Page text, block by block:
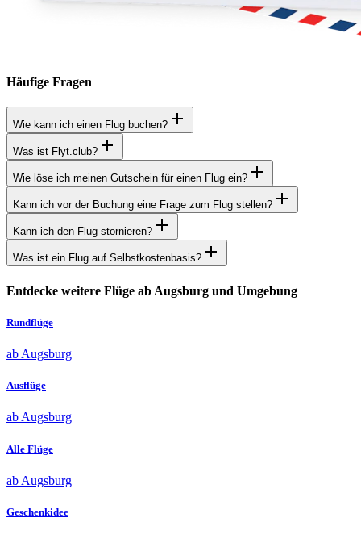
Häufige Fragen
Wie kann ich einen Flug buchen?
Was ist Flyt.club?
Wie löse ich meinen Gutschein für einen Flug ein?
Kann ich vor der Buchung eine Frage zum Flug stellen?
Kann ich den Flug stornieren?
Was ist ein Flug auf Selbstkostenbasis?
Entdecke weitere Flüge ab Augsburg und Umgebung
Rundflüge
ab Augsburg
Ausflüge
ab Augsburg
Alle Flüge
ab Augsburg
Geschenkidee